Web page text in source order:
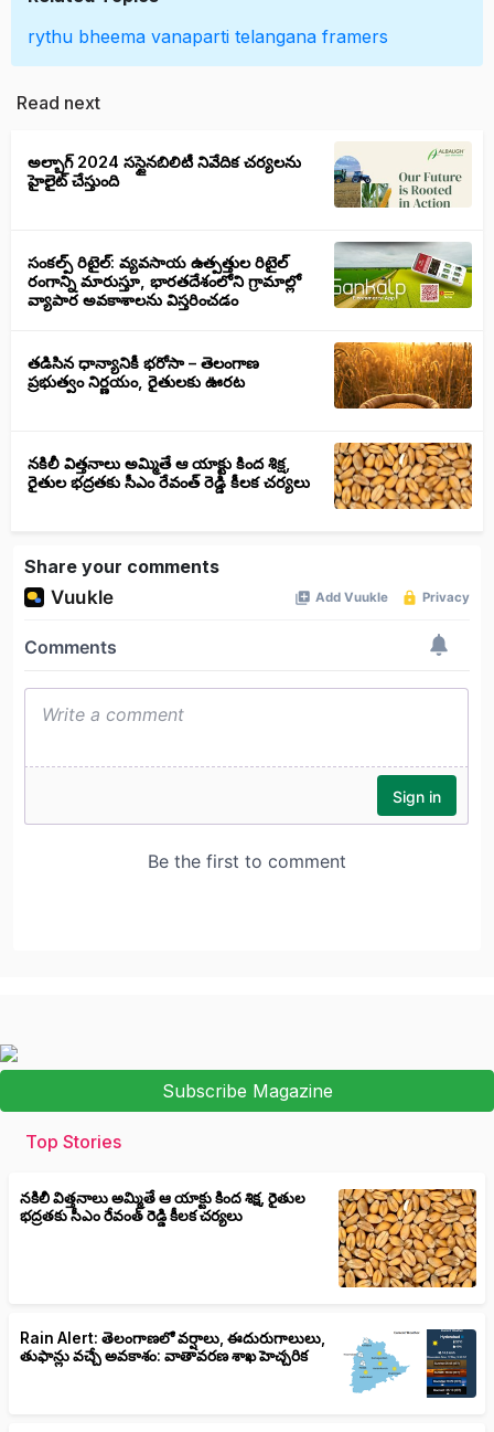
rythu bheema vanaparti telangana framers
Read next
అల్బాగ్ 2024 సస్టైనబిలిటీ నివేదిక చర్యలను
హైలైట్ చేస్తుంది
సంకల్ప్ రిటైల్: వ్యవసాయ ఉత్పత్తుల రిటైల్
రంగాన్ని మారుస్తూ, భారతదేశంలోని గ్రామాల్లో
వ్యాపార అవకాశాలను విస్తరించడం
తడిసిన ధాన్యానికీ భరోసా – తెలంగాణ
ప్రభుత్వం నిర్ణయం, రైతులకు ఊరట
నకిలీ విత్తనాలు అమ్మితే ఆ యాక్టు కింద శిక్ష,
రైతుల భద్రతకు సీఎం రేవంత్ రెడ్డి కీలక చర్యలు
Share your comments
Subscribe Magazine
Top Stories
నకిలీ విత్తనాలు అమ్మితే ఆ యాక్టు కింద శిక్ష, రైతుల
భద్రతకు సీఎం రేవంత్ రెడ్డి కీలక చర్యలు
Rain Alert: తెలంగాణలో వర్షాలు, ఈదురుగాలులు,
తుఫాన్లు వచ్చే అవకాశం: వాతావరణ శాఖ హెచ్చరిక